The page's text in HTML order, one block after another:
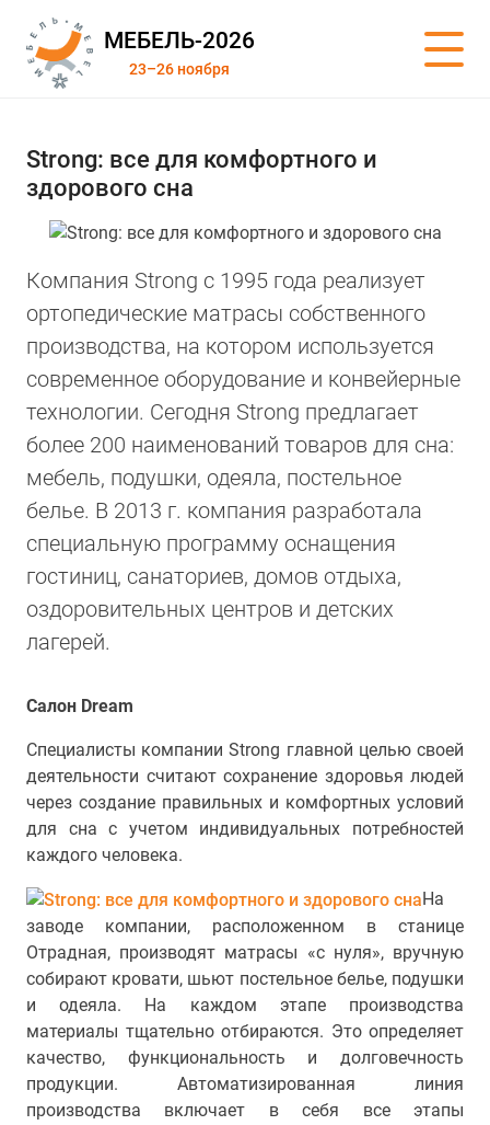
МЕБЕЛЬ-2026
23–26 ноября
Strong: все для комфортного и
здорового сна
Компания Strong с 1995 года реализует
ортопедические матрасы собственного
производства, на котором используется
современное оборудование и конвейерные
технологии. Сегодня Strong предлагает
более 200 наименований товаров для сна:
мебель, подушки, одеяла, постельное
белье. В 2013 г. компания разработала
специальную программу оснащения
гостиниц, санаториев, домов отдыха,
оздоровительных центров и детских
лагерей.
Салон Dream
Специалисты компании Strong главной целью своей
деятельности считают сохранение здоровья людей
через создание правильных и комфортных условий
для сна с учетом индивидуальных потребностей
каждого человека.
На
заводе компании, расположенном в станице
Отрадная, производят матрасы «с нуля», вручную
собирают кровати, шьют постельное белье, подушки
и одеяла. На каждом этапе производства
материалы тщательно отбираются. Это определяет
качество, функциональность и долговечность
продукции. Автоматизированная линия
производства включает в себя все этапы